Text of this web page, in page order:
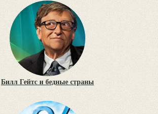
Билл Гейтс и бедные страны